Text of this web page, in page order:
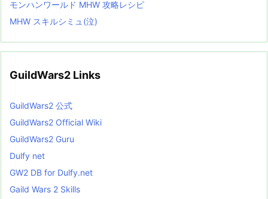
モンハンワールド MHW 攻略レシピ
MHW スキルシミュ(泣)
GuildWars2 Links
GuildWars2 公式
GuildWars2 Official Wiki
GuildWars2 Guru
Dulfy net
GW2 DB for Dulfy.net
Gaild Wars 2 Skills